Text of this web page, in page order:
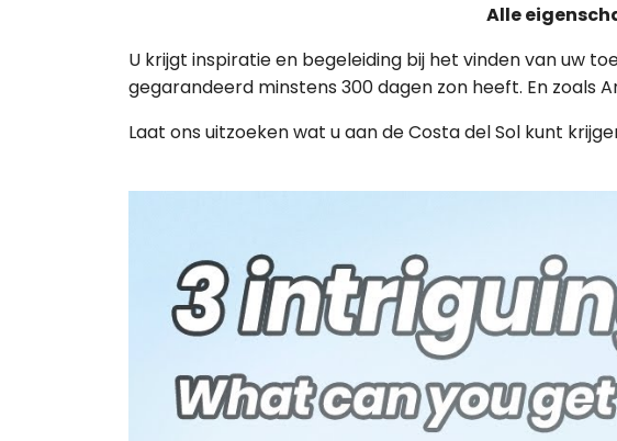
Alle
U krijgt inspiratie en begeleiding bij het vinden van uw
gegarandeerd minstens 300 dagen zon heeft. En zoals
Laat ons uitzoeken wat u aan de Costa del Sol kunt